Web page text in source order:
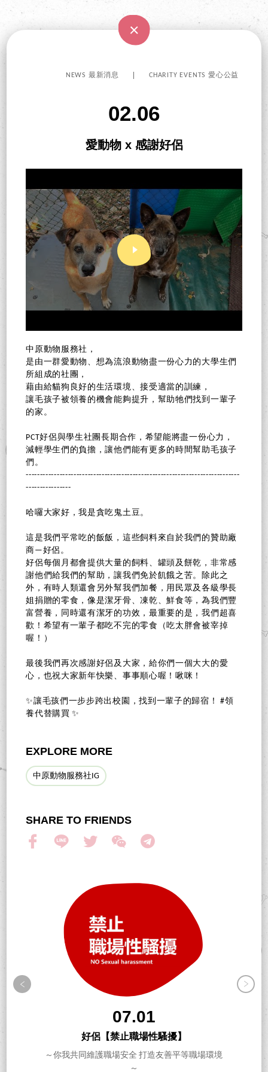
NEWS 最新消息 CHARITY EVENTS 愛心公益
02.06
愛動物 x 感謝好侶
中原動物服務社，
是由一群愛動物、想為流浪動物盡一份心力的大學生們
所組成的社團，
藉由給貓狗良好的生活環境、接受適當的訓練，
讓毛孩子被領養的機會能夠提升，幫助牠們找到一輩子
的家。
PCT好侶與學生社團長期合作，希望能將盡一份心力，
減輕學生們的負擔，讓他們能有更多的時間幫助毛孩子
們。
----------------------------------------------------------------------------
----------------
哈囉大家好，我是貪吃鬼土豆。
這是我們平常吃的飯飯，這些飼料來自於我們的贊助廠
商—好侶。
好侶每個月都會提供大量的飼料、罐頭及餅乾，非常感
謝他們給我們的幫助，讓我們免於飢餓之苦。除此之
外，有時人類還會另外幫我們加餐，用民眾及各級學長
姐捐贈的零食，像是潔牙骨、凍乾、鮮食等，為我們豐
富營養，同時還有潔牙的功效，最重要的是，我們超喜
歡！希望有一輩子都吃不完的零食（吃太胖會被宰掉
喔！）
最後我們再次感謝好侶及大家，給你們一個大大的愛
心，也祝大家新年快樂、事事順心喔！啾咪！
✨讓毛孩們一步步跨出校園，找到一輩子的歸宿！ #領
養代替購買 ✨
EXPLORE MORE
中原動物服務社IG
SHARE TO FRIENDS
07.01
好侶【禁止職場性騷擾】
～你我共同維護職場安全 打造友善平等職場環境
～